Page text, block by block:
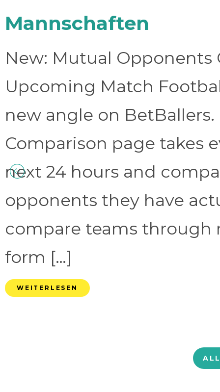
Mannschaften
New: Mutual Opponents
Upcoming Match
new angle on
Comparison page takes
next 24 hours and
opponents they have
compare teams through
form […]
WEITERLESEN